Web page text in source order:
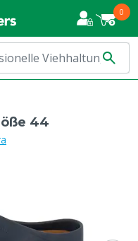
0
44